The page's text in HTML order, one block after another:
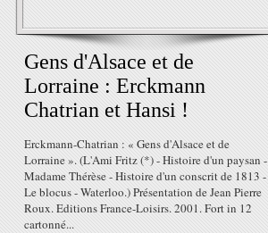
Gens d'Alsace et de
Lorraine : Erckmann
Chatrian et Hansi !
Erckmann-Chatrian : « Gens d'Alsace et de
Lorraine ». (L'Ami Fritz (*) - Histoire d'un paysan -
Madame Thérèse - Histoire d'un conscrit de 1813 -
Le blocus - Waterloo.) Présentation de Jean Pierre
Roux. Editions France-Loisirs. 2001. Fort in 12
cartonné...